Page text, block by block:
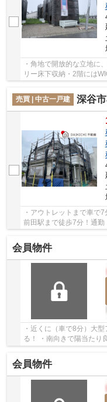
・角地で開放的な立地に
リー床下収納・2階には
売買 | 中古一戸建
深谷
・アウトレットまで車で
前田駅まで徒歩7分！通勤・通学に便
がけください♪ 駅からの
会員物件
・近くに（車で8分）大
る！ ・南向きで陽当たり
も向
会員物件